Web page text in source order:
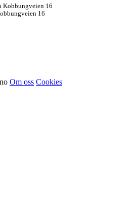
Kobbungveien 16
16
Om oss Cookies